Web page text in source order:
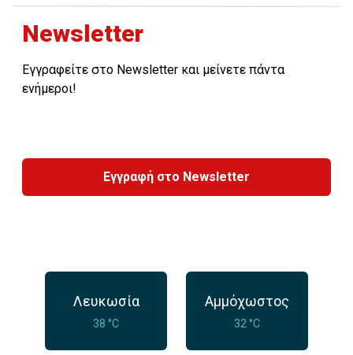
Newsletter
Εγγραφείτε στο Newsletter και μείνετε πάντα
ενήμεροι!
Εγγραφή στο Newsletter
Λευκωσία
38 °C
Αμμόχωστος
32 °C